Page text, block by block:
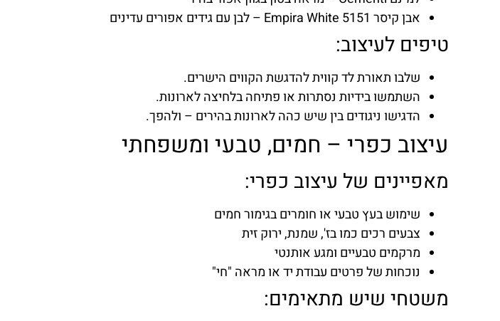
אבן קיסר 5151 Empira White – לבן עם גידים אפורים עדינים
טיפים לעיצוב:
שלבו תאורת לד קווית להדגשת הקווים הישרים.
השתמשו בידיות נסתרות או פתיחה בלחיצה לארונות.
הדגישו ניגודים בין שיש כהה לארונות בהירים – ולהפך.
עיצוב כפרי – חמים, טבעי ומשפחתי
מאפיינים של עיצוב כפרי:
שימוש בעץ טבעי או חומרים בגימור חמים
צבעים רכים כמו בז', שמנת, ירוק זית
מרקמים טבעיים ומגע אותנטי
נוכחות של פרטים עבודת יד או מראה "חי"
משטחי שיש מתאימים: